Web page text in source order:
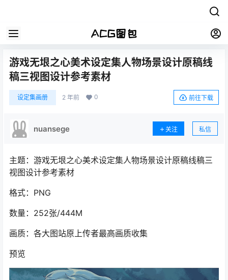
游戏无垠之心美术设定集人物场景设计原稿线
稿三视图设计参考素材
设定集画册 2 年前 0 前往下载
nuansege 关注 私信
主题：游戏无垠之心美术设定集人物场景设计原稿线稿三
视图设计参考素材
格式：PNG
数量：252张/444M
画质：各大图站原上传者最高画质收集
预览